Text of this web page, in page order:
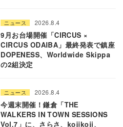
ニュース 2026.8.4
9月お台場開催「CIRCUS ×
CIRCUS ODAIBA」最終発表で鎮座
DOPENESS、Worldwide Skippa
の2組決定
ニュース 2026.8.4
今週末開催！鎌倉「THE
WALKERS IN TOWN SESSIONS
Vol.7」に、さらさ、kojikoji、